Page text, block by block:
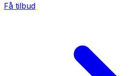
Få tilbud